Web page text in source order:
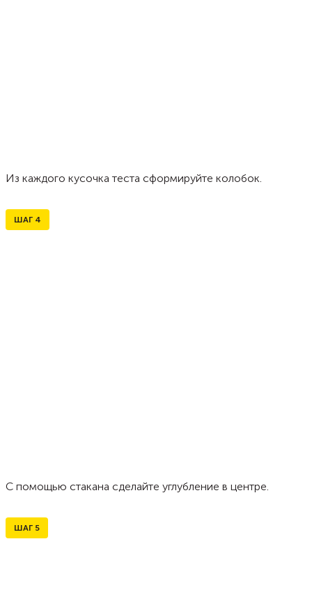
Из каждого кусочка теста сформируйте колобок.
ШАГ 4
С помощью стакана сделайте углубление в центре.
ШАГ 5